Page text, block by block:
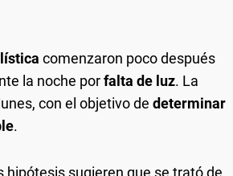
comenzaron poco después
la noche porfalta de luz. La
con el objetivo de determinar
.
hipótesis sugieren que se trató de